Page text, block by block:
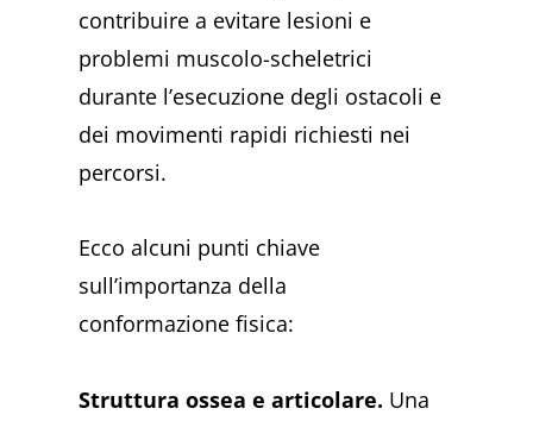
contribuire a evitare lesioni e
problemi muscolo-scheletrici
durante l’esecuzione degli ostacoli e
dei movimenti rapidi richiesti nei
percorsi.
Ecco alcuni punti chiave
sull’importanza della
conformazione fisica:
Struttura ossea e articolare. Una